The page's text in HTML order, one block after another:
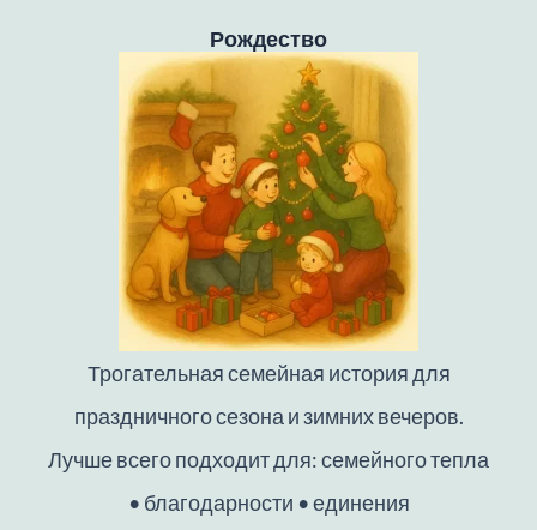
Рождество
Трогательная семейная история для
праздничного сезона и зимних вечеров.
Лучше всего подходит для: семейного тепла
• благодарности • единения